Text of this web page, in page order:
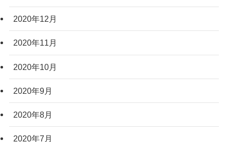
2020年12月
2020年11月
2020年10月
2020年9月
2020年8月
2020年7月